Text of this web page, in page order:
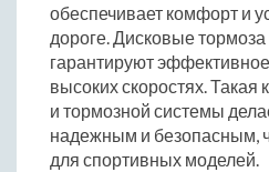
обеспечивает комфорт и
дороге. Дисковые тормоза
гарантируют
высоких скоростях. Такая
и тормозной системы
надежным и безопасным,
для спортивных моделей.